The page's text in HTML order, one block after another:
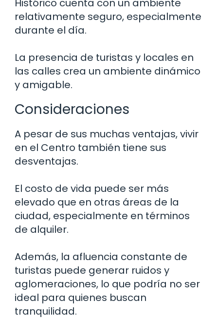
Histórico cuenta con un ambiente
relativamente seguro, especialmente
durante el día.
La presencia de turistas y locales en
las calles crea un ambiente dinámico
y amigable.
Consideraciones
A pesar de sus muchas ventajas, vivir
en el Centro también tiene sus
desventajas.
El costo de vida puede ser más
elevado que en otras áreas de la
ciudad, especialmente en términos
de alquiler.
Además, la afluencia constante de
turistas puede generar ruidos y
aglomeraciones, lo que podría no ser
ideal para quienes buscan
tranquilidad.